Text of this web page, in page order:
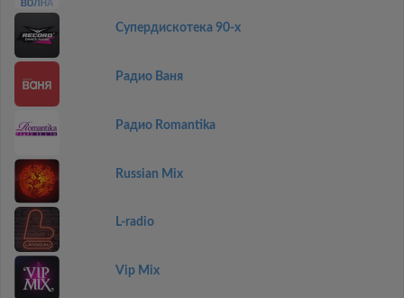
Супердискотека 90-х
Радио Ваня
Радио Romantika
Russian Mix
L-radio
Vip Mix